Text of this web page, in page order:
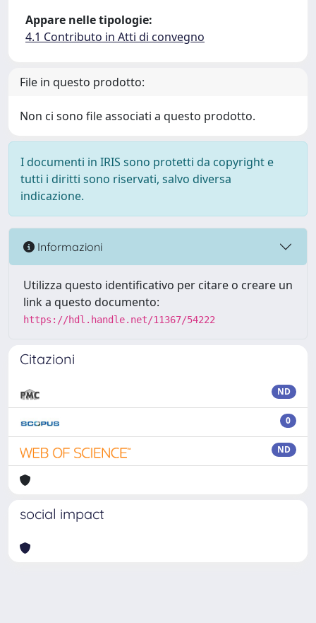
Appare nelle tipologie:
4.1 Contributo in Atti di convegno
File in questo prodotto:
Non ci sono file associati a questo prodotto.
I documenti in IRIS sono protetti da copyright e
tutti i diritti sono riservati, salvo diversa
indicazione.
Informazioni
Utilizza questo identificativo per citare o creare un
link a questo documento:
https://hdl.handle.net/11367/54222
Citazioni
ND
0
ND
social impact